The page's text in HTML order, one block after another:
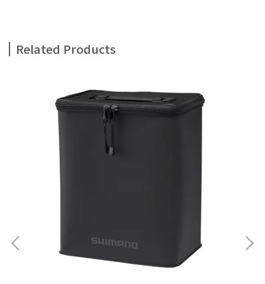
Related Products